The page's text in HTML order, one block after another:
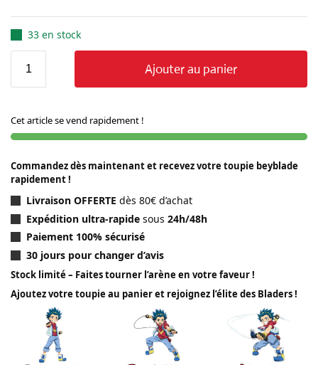
33 en stock
Ajouter au panier
Cet article se vend rapidement !
Commandez dès maintenant et recevez votre toupie beyblade
rapidement !
Livraison OFFERTE dès 80€ d’achat
Expédition ultra-rapide sous 24h/48h
Paiement 100% sécurisé
30 jours pour changer d’avis
Stock limité – Faites tourner l’arène en votre faveur !
Ajoutez votre toupie au panier et rejoignez l’élite des Bladers !